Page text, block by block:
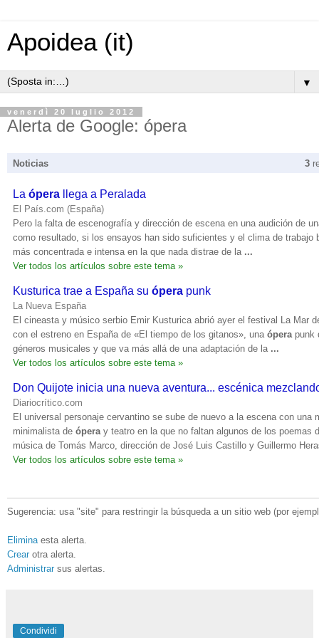
Apoidea (it)
▼
venerdì 20 luglio 2012
Alerta de Google: ópera
Noticias 3
La ópera llega a Peralada
El País.com (España)
Pero la falta de escenografía y dirección de escena en una audición de
como resultado, si los ensayos han sido suficientes y el clima de trabajo
más concentrada e intensa en la que nada distrae de la ...
Ver todos los artículos sobre este tema »
Kusturica trae a España su ópera punk
La Nueva España
El cineasta y músico serbio Emir Kusturica abrió ayer el festival La Mar
con el estreno en España de «El tiempo de los gitanos», una ópera punk
géneros musicales y que va más allá de una adaptación de la ...
Ver todos los artículos sobre este tema »
Don Quijote inicia una nueva aventura... escénica
Diariocrítico.com
El universal personaje cervantino se sube de nuevo a la escena con una
minimalista de ópera y teatro en la que no faltan algunos de los poemas
música de Tomás Marco, dirección de José Luis Castillo y Guillermo
Ver todos los artículos sobre este tema »
Sugerencia: usa "site" para restringir la búsqueda a un sitio web (por
Elimina esta alerta.
Crear otra alerta.
Administrar sus alertas.
Condividi